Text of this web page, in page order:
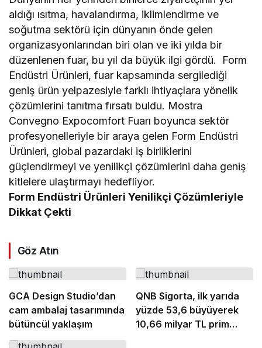
aldığı ısıtma, havalandırma, iklimlendirme ve
soğutma sektörü için dünyanın önde gelen
organizasyonlarından biri olan ve iki yılda bir
düzenlenen fuar, bu yıl da büyük ilgi gördü. Form
Endüstri Ürünleri, fuar kapsamında sergilediği
geniş ürün yelpazesiyle farklı ihtiyaçlara yönelik
çözümlerini tanıtma fırsatı buldu. Mostra
Convegno Expocomfort Fuarı boyunca sektör
profesyonelleriyle bir araya gelen Form Endüstri
Ürünleri, global pazardaki iş birliklerini
güçlendirmeyi ve yenilikçi çözümlerini daha geniş
kitlelere ulaştırmayı hedefliyor.
Form Endüstri Ürünleri Yenilikçi Çözümleriyle
Dikkat Çekti
Göz Atın
GCA Design Studio’dan
cam ambalaj tasarımında
bütüncül yaklaşım
QNB Sigorta, ilk yarıda
yüzde 53,6 büyüyerek
10,66 milyar TL prim